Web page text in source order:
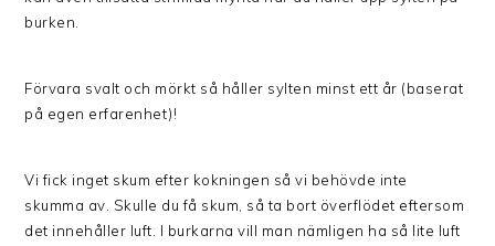
burken.
Förvara svalt och mörkt så håller sylten minst ett år (baserat
på egen erfarenhet)!
Vi fick inget skum efter kokningen så vi behövde inte
skumma av. Skulle du få skum, så ta bort överflödet eftersom
det innehåller luft. I burkarna vill man nämligen ha så lite luft